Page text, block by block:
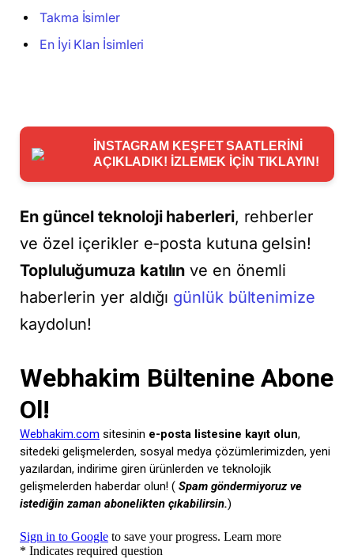
Takma İsimler
En İyi Klan İsimleri
İNSTAGRAM KEŞFET SAATLERİNİ
AÇIKLADIK! İZLEMEK İÇİN TIKLAYIN!
En güncel teknoloji haberleri, rehberler
ve özel içerikler e-posta kutuna gelsin!
Topluluğumuza katılın ve en önemli
haberlerin yer aldığı günlük bültenimize
kaydolun!